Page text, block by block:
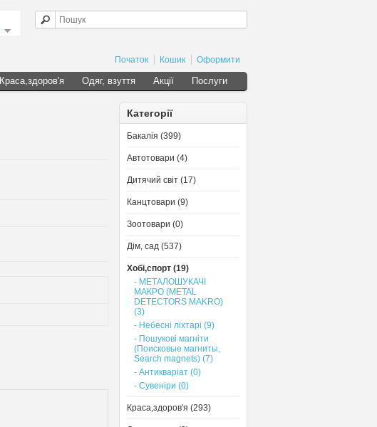
Початок Кошик Оформити
Краса,здоров'я Одяг, взуття Акції Послуги
Категорії
Бакалія (399)
Автотовари (4)
Дитячий світ (17)
Канцтовари (9)
Зоотовари (0)
Дім, сад (537)
Хобі,спорт (19)
- МЕТАЛОШУКАЧІ
МАКРО (METAL
DETECTORS MAKRO)
(3)
- Небесні ліхтарі (9)
- Пошукові магніти
(Поисковые магниты,
Search magnets) (7)
- Антикваріат (0)
- Сувеніри (0)
Краса,здоров'я (293)